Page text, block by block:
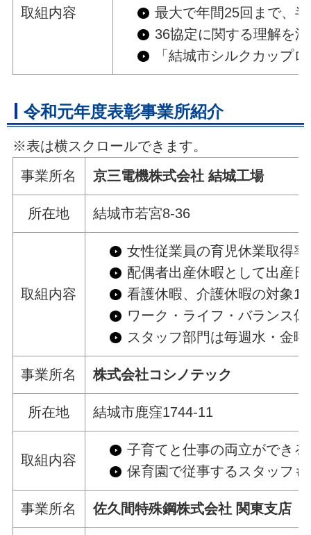
取組内容
最大で年間25回まで、
36協定に関する理解を
「結城市シルクカップ
令和元年度表彰事業所紹介
※表は横スクロールできます。
事業所名
京三電機株式会社 結城工場
所在地 結城市若宮8-36
取組内容
女性従業員の育児休業取得
配偶者出産休暇として出産
看護休暇、介護休暇の対象1
ワーク・ライフ・バランス
スタッフ部門は毎週水・金
事業所名 株式会社コシノテック
所在地 結城市鹿窪1744-11
取組内容
子育てと仕事の両立ができ
保育園で従事するスタッフ
事業所名 佐久間特殊鋼株式会社 関東支店